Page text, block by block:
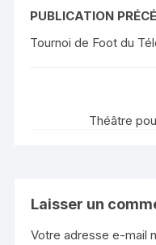
PUBLICATION
Tournoi de Foot du
Théâtre
Laisser un
Votre adresse e-mail